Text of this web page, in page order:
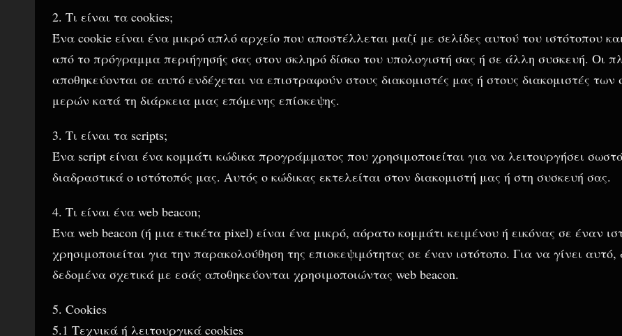
2. Τι είναι τα cookies;
Ένα cookie είναι ένα μικρό απλό αρχείο που αποστέλλεται μαζί με σελίδες αυτού του ιστότοπου
από το πρόγραμμα περιήγησής σας στον σκληρό δίσκο του υπολογιστή σας ή σε άλλη συσκευή. Οι
αποθηκεύονται σε αυτό ενδέχεται να επιστραφούν στους διακομιστές μας ή στους διακομιστές των
μερών κατά τη διάρκεια μιας επόμενης επίσκεψης.
3. Τι είναι τα scripts;
Ένα script είναι ένα κομμάτι κώδικα προγράμματος που χρησιμοποιείται για να λειτουργήσει
διαδραστικά ο ιστότοπός μας. Αυτός ο κώδικας εκτελείται στον διακομιστή μας ή στη συσκευή σας.
4. Τι είναι ένα web beacon;
Ένα web beacon (ή μια ετικέτα pixel) είναι ένα μικρό, αόρατο κομμάτι κειμένου ή εικόνας σε έναν
χρησιμοποιείται για την παρακολούθηση της επισκεψιμότητας σε έναν ιστότοπο. Για να γίνει
δεδομένα σχετικά με εσάς αποθηκεύονται χρησιμοποιώντας web beacon.
5. Cookies
5.1 Τεχνικά ή λειτουργικά cookies